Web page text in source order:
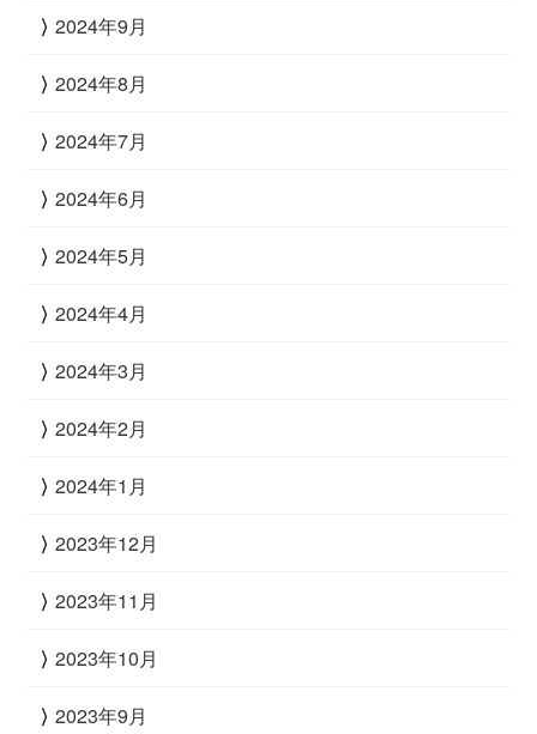
2024年9月
2024年8月
2024年7月
2024年6月
2024年5月
2024年4月
2024年3月
2024年2月
2024年1月
2023年12月
2023年11月
2023年10月
2023年9月